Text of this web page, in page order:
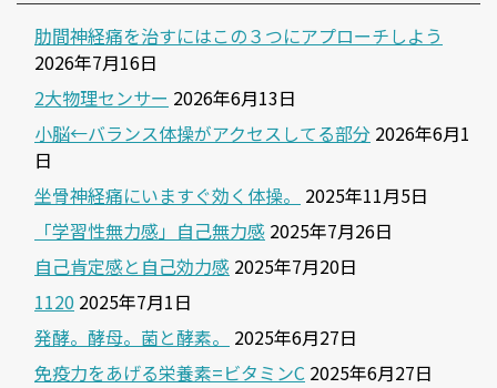
肋間神経痛を治すにはこの３つにアプローチしよう
2026年7月16日
2大物理センサー 2026年6月13日
小脳←バランス体操がアクセスしてる部分 2026年6月1
日
坐骨神経痛にいますぐ効く体操。
2025年11月5日
「学習性無力感」自己無力感 2025年7月26日
自己肯定感と自己効力感 2025年7月20日
1120 2025年7月1日
発酵。酵母。菌と酵素。
2025年6月27日
免疫力をあげる栄養素=ビタミンC 2025年6月27日